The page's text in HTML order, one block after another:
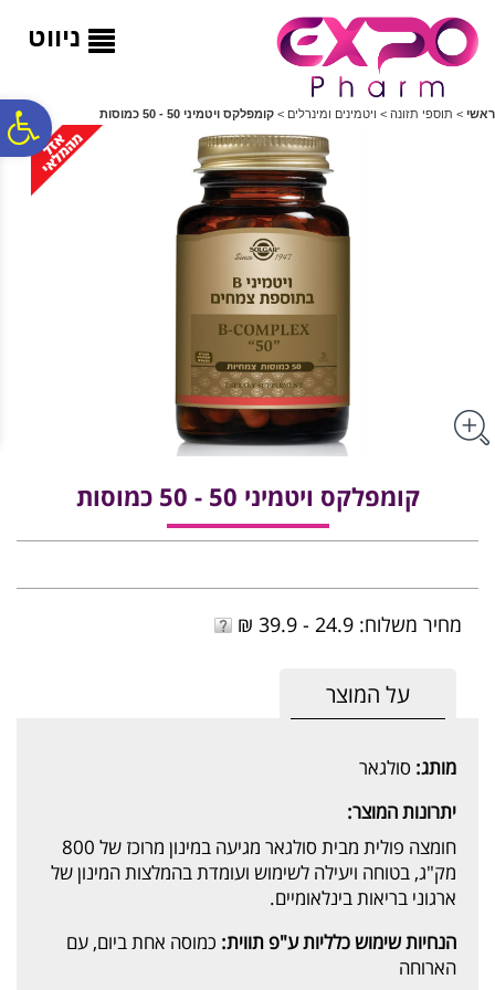
ניווט
ראשי > תוספי תזונה > ויטמינים ומינרלים > קומפלקס ויטמיני 50 - 50 כמוסות
קומפלקס ויטמיני 50 - 50 כמוסות
מחיר משלוח: 24.9 - 39.9 ₪
על המוצר
מותג: סולגאר
יתרונות המוצר:
חומצה פולית מבית סולגאר מגיעה במינון מרוכז של 800
מק"ג, בטוחה ויעילה לשימוש ועומדת בהמלצות המינון של
ארגוני בריאות בינלאומיים.
הנחיות שימוש כלליות ע"פ תווית: כמוסה אחת ביום, עם
הארוחה